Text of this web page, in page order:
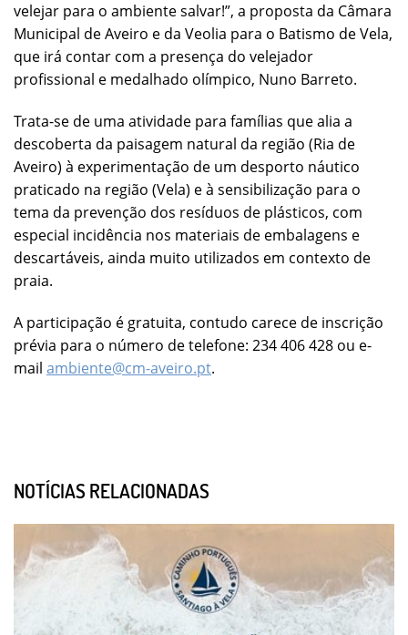
velejar para o ambiente salvar!”, a proposta da Câmara
Municipal de Aveiro e da Veolia para o Batismo de Vela,
que irá contar com a presença do velejador
profissional e medalhado olímpico, Nuno Barreto.
Trata-se de uma atividade para famílias que alia a
descoberta da paisagem natural da região (Ria de
Aveiro) à experimentação de um desporto náutico
praticado na região (Vela) e à sensibilização para o
tema da prevenção dos resíduos de plásticos, com
especial incidência nos materiais de embalagens e
descartáveis, ainda muito utilizados em contexto de
praia.
A participação é gratuita, contudo carece de inscrição
prévia para o número de telefone: 234 406 428 ou e-
mail ambiente@cm-aveiro.pt.
NOTÍCIAS RELACIONADAS